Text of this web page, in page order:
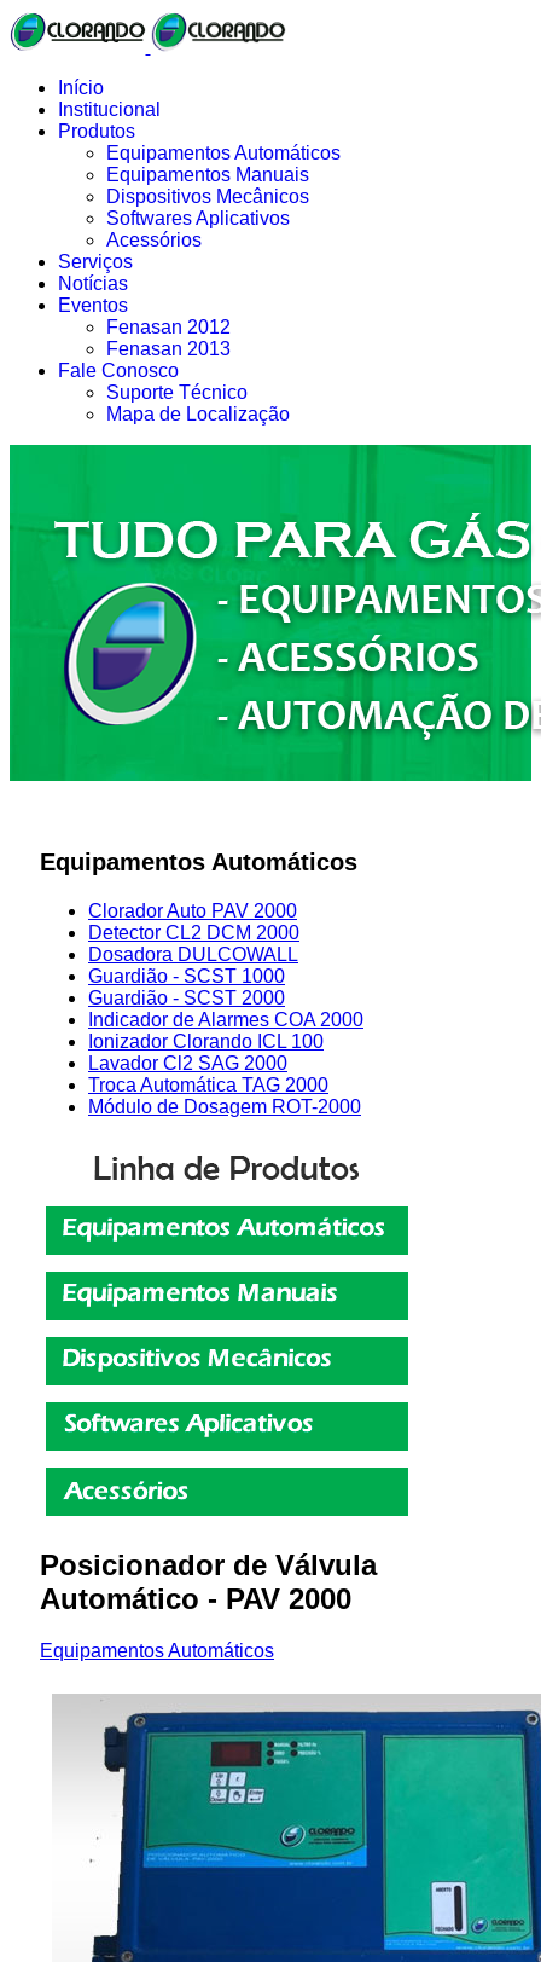
Início
Institucional
Produtos
Equipamentos Automáticos
Equipamentos Manuais
Dispositivos Mecânicos
Softwares Aplicativos
Acessórios
Serviços
Notícias
Eventos
Fenasan 2012
Fenasan 2013
Fale Conosco
Suporte Técnico
Mapa de Localização
Equipamentos Automáticos
Clorador Auto PAV 2000
Detector CL2 DCM 2000
Dosadora DULCOWALL
Guardião - SCST 1000
Guardião - SCST 2000
Indicador de Alarmes COA 2000
Ionizador Clorando ICL 100
Lavador Cl2 SAG 2000
Troca Automática TAG 2000
Módulo de Dosagem ROT-2000
Posicionador de Válvula
Automático - PAV 2000
Equipamentos Automáticos